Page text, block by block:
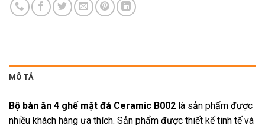
MÔ TẢ
Bộ bàn ăn 4 ghế mặt đá Ceramic B002 là sản phẩm được
nhiều khách hàng ưa thích. Sản phẩm được thiết kế tinh tế và